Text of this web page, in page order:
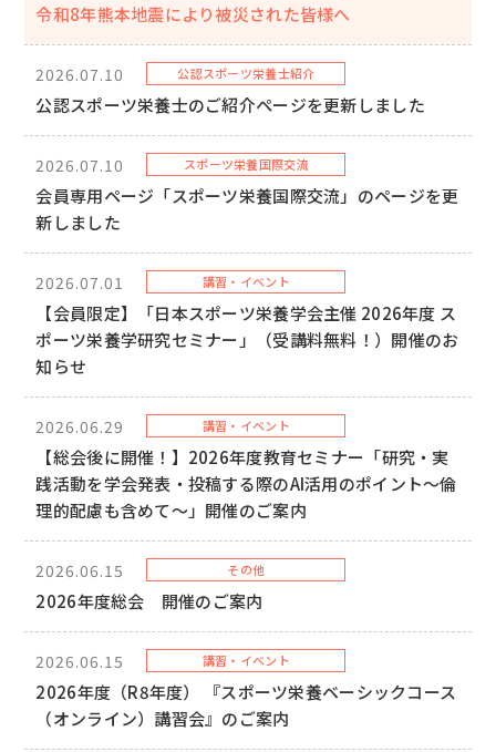
令和8年熊本地震により被災された皆様へ
2026.07.10 公認スポーツ栄養士紹介
公認スポーツ栄養士のご紹介ページを更新しました
2026.07.10 スポーツ栄養国際交流
会員専用ページ「スポーツ栄養国際交流」のページを更
新しました
2026.07.01 講習・イベント
【会員限定】「日本スポーツ栄養学会主催 2026年度 ス
ポーツ栄養学研究セミナー」（受講料無料！）開催のお
知らせ
2026.06.29 講習・イベント
【総会後に開催！】2026年度教育セミナー「研究・実
践活動を学会発表・投稿する際のAI活用のポイント～倫
理的配慮も含めて～」開催のご案内
2026.06.15 その他
2026年度総会 開催のご案内
2026.06.15 講習・イベント
2026年度（R8年度） 『スポーツ栄養ベーシックコース
（オンライン）講習会』のご案内